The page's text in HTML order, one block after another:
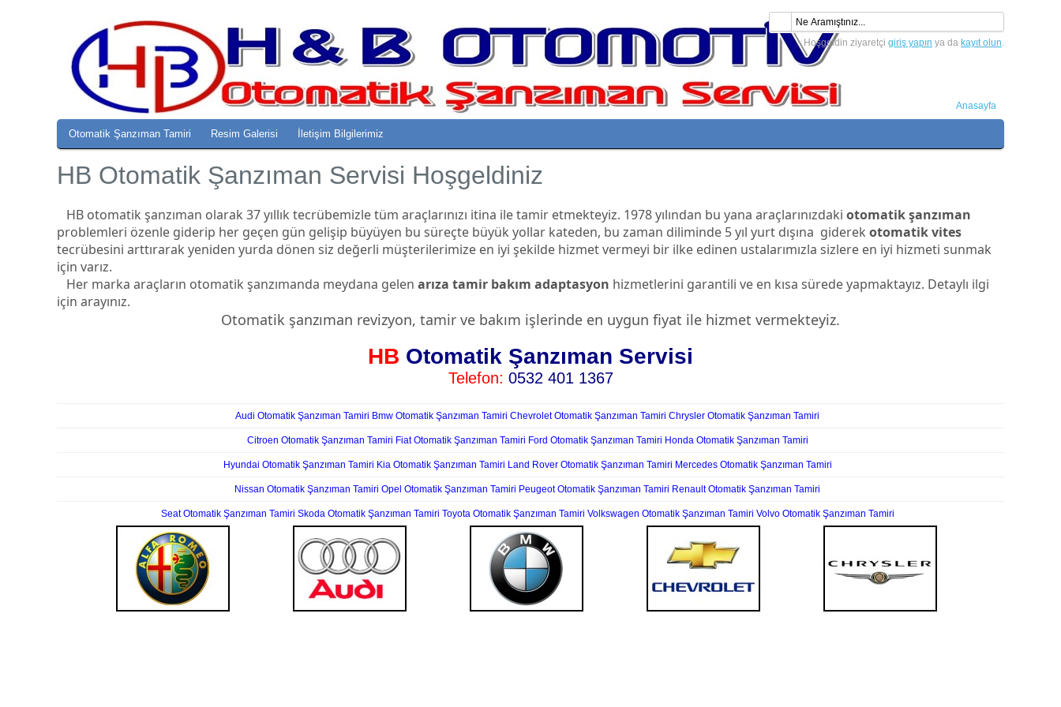
Hoşgeldin ziyaretçi giriş yapın ya da kayıt olun.
Anasayfa
Otomatik Şanzıman Tamiri Resim Galerisi İletişim Bilgilerimiz
HB Otomatik Şanzıman Servisi Hoşgeldiniz
HB otomatik şanzıman olarak 37 yıllık tecrübemizle tüm araçlarınızı itina ile tamir etmekteyiz. 1978 yılından bu yana araçlarınızdaki otomatik şanzıman
problemleri özenle giderip her geçen gün gelişip büyüyen bu süreçte büyük yollar kateden, bu zaman diliminde 5 yıl yurt dışına giderek otomatik vites
tecrübesini arttırarak yeniden yurda dönen siz değerli müşterilerimize en iyi şekilde hizmet vermeyi bir ilke edinen ustalarımızla sizlere en iyi hizmeti sunmak
için varız.
Her marka araçların otomatik şanzımanda meydana gelen arıza tamir bakım adaptasyon hizmetlerini garantili ve en kısa sürede yapmaktayız. Detaylı ilgi
için arayınız.
Otomatik şanzıman revizyon, tamir ve bakım işlerinde en uygun fiyat ile hizmet vermekteyiz.
HB Otomatik Şanzıman Servisi
Telefon: 0532 401 1367
Audi Otomatik Şanzıman Tamiri Bmw Otomatik Şanzıman Tamiri Chevrolet Otomatik Şanzıman Tamiri Chrysler Otomatik Şanzıman Tamiri
Citroen Otomatik Şanzıman Tamiri Fiat Otomatik Şanzıman Tamiri Ford Otomatik Şanzıman Tamiri Honda Otomatik Şanzıman Tamiri
Hyundai Otomatik Şanzıman Tamiri Kia Otomatik Şanzıman Tamiri Land Rover Otomatik Şanzıman Tamiri Mercedes Otomatik Şanzıman Tamiri
Nissan Otomatik Şanzıman Tamiri Opel Otomatik Şanzıman Tamiri Peugeot Otomatik Şanzıman Tamiri Renault Otomatik Şanzıman Tamiri
Seat Otomatik Şanzıman Tamiri Skoda Otomatik Şanzıman Tamiri Toyota Otomatik Şanzıman Tamiri Volkswagen Otomatik Şanzıman Tamiri Volvo Otomatik Şanzıman Tamiri